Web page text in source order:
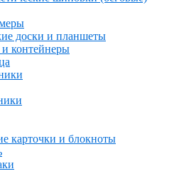
доски и планшеты
контейнеры
карточки и блокноты